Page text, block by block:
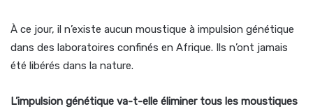
À ce jour, il n’existe aucun moustique à impulsion génétique
dans des laboratoires confinés en Afrique. Ils n’ont jamais
été libérés dans la nature.
L’impulsion génétique va-t-elle éliminer tous les moustiques